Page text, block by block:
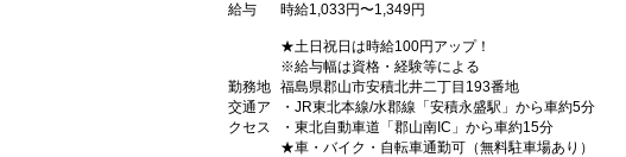
給与
時給1,033円〜1,349円
★土日祝日は時給100円アップ！
※給与幅は資格・経験等による
勤務地 福島県郡山市安積北井二丁目193番地
交通ア
クセス
・JR東北本線/水郡線「安積永盛駅」から車約5分
・東北自動車道「郡山南IC」から車約15分
★車・バイク・自転車通勤可（無料駐車場あり）